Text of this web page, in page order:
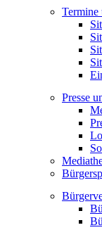
Termine
Presse